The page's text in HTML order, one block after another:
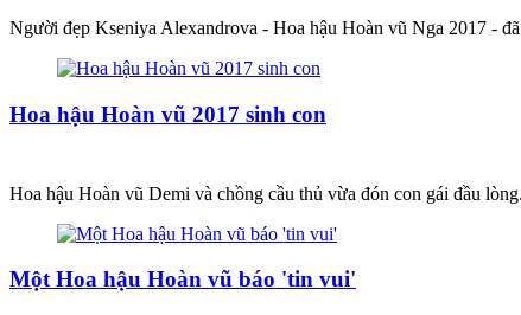
Người đẹp Kseniya Alexandrova - Hoa hậu Hoàn vũ Nga 2017 -
Hoa hậu Hoàn vũ 2017 sinh con
Hoa hậu Hoàn vũ Demi và chồng cầu thủ vừa đón con gái đầu
Một Hoa hậu Hoàn vũ báo 'tin vui'